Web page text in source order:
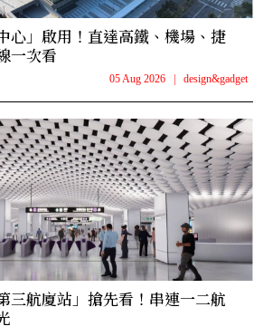
心」啟用！直達高鐵、機場、捷
一次看
05 Aug 2026 design&gadget
三航廈站」搶先看！串連一二航